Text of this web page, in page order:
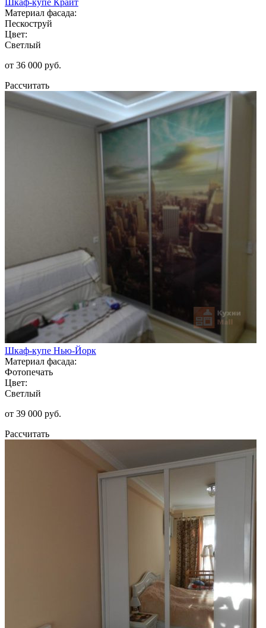
Материал фасада:
Пескоструй
Цвет:
Светлый
от 36 000 руб.
Рассчитать
Шкаф-купе Нью-Йорк
Материал фасада:
Фотопечать
Цвет:
Светлый
от 39 000 руб.
Рассчитать